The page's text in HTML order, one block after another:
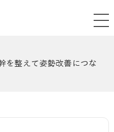
を整えて姿勢改善につな